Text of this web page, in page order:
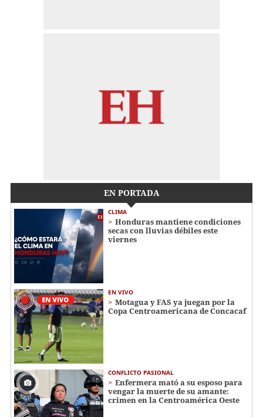
EN PORTADA
CLIMA
Honduras mantiene condiciones
secas con lluvias débiles este
viernes
EN VIVO
Motagua y FAS ya juegan por la
Copa Centroamericana de Concacaf
CONFLICTO PASIONAL
Enfermera mató a su esposo para
vengar la muerte de su amante:
crimen en la Centroamérica Oeste